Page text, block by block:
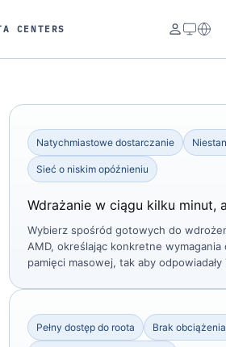
CENTERS
Natychmiastowe dostarczanie
Sieć o niskim opóźnieniu
Wdrażanie w ciągu kilku minut,
Wybierz spośród gotowych do
AMD, określając konkretne
pamięci masowej, tak aby
Pełny dostęp do roota Brak